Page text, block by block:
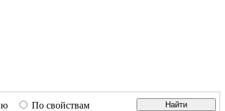
По свойствам Найти